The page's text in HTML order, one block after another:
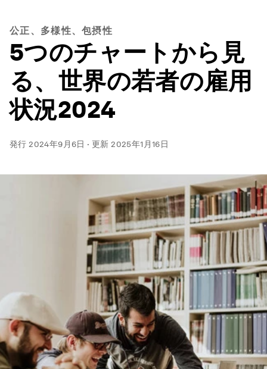
公正、多様性、包摂性
5つのチャートから見
る、世界の若者の雇用
状況2024
発行2024年9月6日 ·更新2025年1月16日